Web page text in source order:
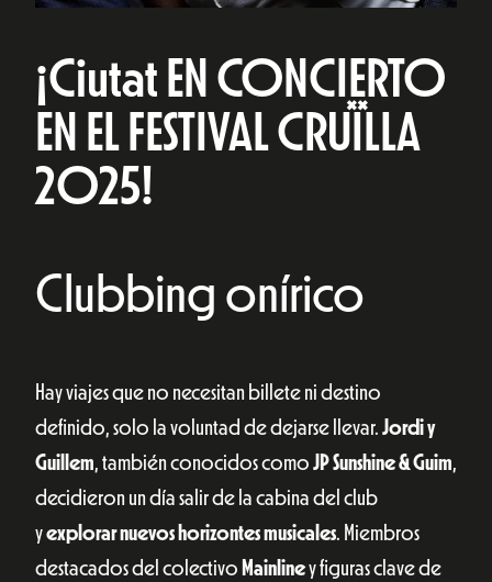
¡Ciutat EN CONCIERTO
EN EL FESTIVAL CRUÏLLA
2025!
Clubbing onírico
Hay viajes que no necesitan billete ni destino
definido, solo la voluntad de dejarse llevar. Jordi y
Guillem, también conocidos como JP Sunshine & Guim,
decidieron un día salir de la cabina del club
yexplorar nuevos horizontes musicales. Miembros
destacados del colectivo Mainliney figuras clave de